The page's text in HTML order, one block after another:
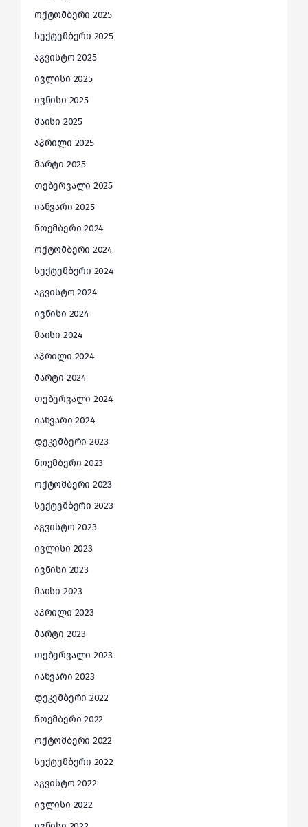
ოქტომბერი 2025
სექტემბერი 2025
აგვისტო 2025
ივლისი 2025
ივნისი 2025
მაისი 2025
აპრილი 2025
მარტი 2025
თებერვალი 2025
იანვარი 2025
ნოემბერი 2024
ოქტომბერი 2024
სექტემბერი 2024
აგვისტო 2024
ივნისი 2024
მაისი 2024
აპრილი 2024
მარტი 2024
თებერვალი 2024
იანვარი 2024
დეკემბერი 2023
ნოემბერი 2023
ოქტომბერი 2023
სექტემბერი 2023
აგვისტო 2023
ივლისი 2023
ივნისი 2023
მაისი 2023
აპრილი 2023
მარტი 2023
თებერვალი 2023
იანვარი 2023
დეკემბერი 2022
ნოემბერი 2022
ოქტომბერი 2022
სექტემბერი 2022
აგვისტო 2022
ივლისი 2022